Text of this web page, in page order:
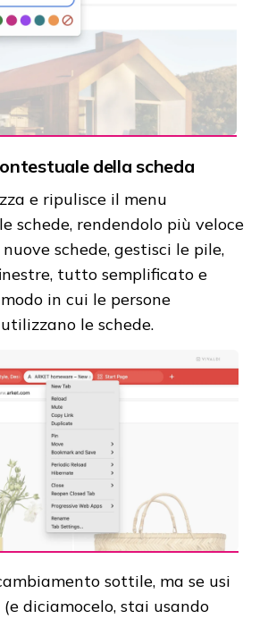
della scheda
e ripulisce il menu
schede, rendendolo più veloce
schede, gestisci le pile,
tutto semplificato e
in cui le persone
le schede.
sottile, ma se usi
diciamocelo, stai usando